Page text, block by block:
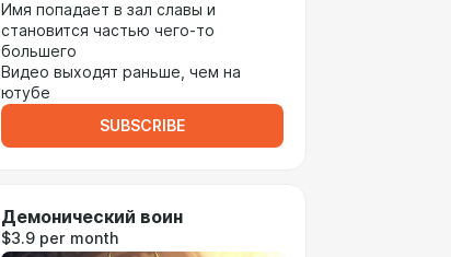
Имя попадает в зал славы и
становится частью чего-то
большего
Видео выходят раньше, чем на
ютубе
SUBSCRIBE
Демонический воин
$3.9 per month